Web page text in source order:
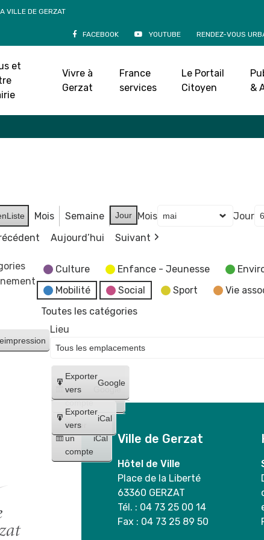
VILLE DE GERZAT
FACEBOOK YOUTUBE RENDEZ-VOUS
et
Vivre à
Gerzat
France
services
Le Portail
Citoyen
&
Accueil»Agenda
Liste Mois Semaine Jour Mois Jour
Aujourd’hui Suivant
Culture Enfance - Jeunesse
Mobilité
Social Sport Vie
Toutes les catégories
impression
Créer
un
compte
Google
Créer
un
compte
iCal
Exporter
vers
Google
Exporter
vers
iCal
Lieu
Ville de Gerzat
Hôtel de Ville
Place de la Liberté
63360 GERZAT
Tél. : 04 73 25 00 14
Fax : 04 73 25 89 50